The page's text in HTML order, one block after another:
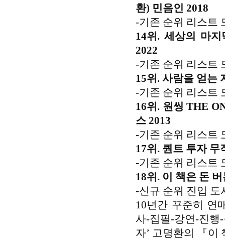
환) 민음인 2018
-기존 순위 리스트
14위. 세상의 마
2022
-기존 순위 리스트
15위. 사람을 얻는
-기존 순위 리스트
16위. 원씽 THE
스 2013
-기존 순위 리스트
17위. 퀀트 투자 무
-기존 순위 리스트
18위. 이 책은 돈
-신규 순위 진입 도
10년간 꾸준히 연
사-집필-강연-진행
자’ 고명환의 『이